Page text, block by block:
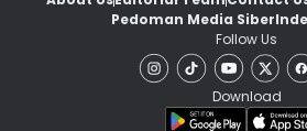
Pedoman Media Siber
Follow Us
Download